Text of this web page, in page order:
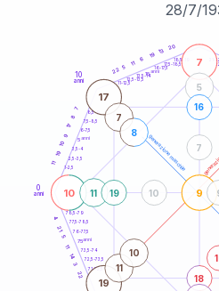
28/7/
generazione maschile
0
anni
10
anni
1-2,5
2,5-3,5
3,5-4
6-7,5
7,5-8,5
8,5-9
11-12,5
12,5-13,5
13,5-14
16-17,5
17,5-18,5
18,5-19
21-
71-72,5
72,5-73,5
73,5-74
76-77,5
77,5-78,5
78,5-79
11
19
10
9
17
8
7
22 5
11
6
19 13
20
22
3
14
11
5
21
4
10
7
9
17
19 18
11
5
19
16
10
7
7
8
11
10
5anni
15 anni
75anni